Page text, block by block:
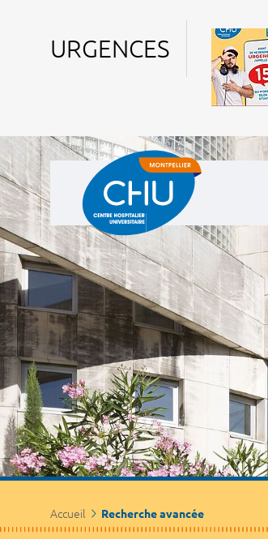
URGENCES
Accueil Recherche avancée